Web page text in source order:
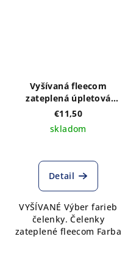
Vyšívaná fleecom
zateplená úpletová
ČELENKA vzor Kristián
€11,50
skladom
Detail
VYŠÍVANÉ Výber farieb
čelenky. Čelenky
zateplené fleecom Farba